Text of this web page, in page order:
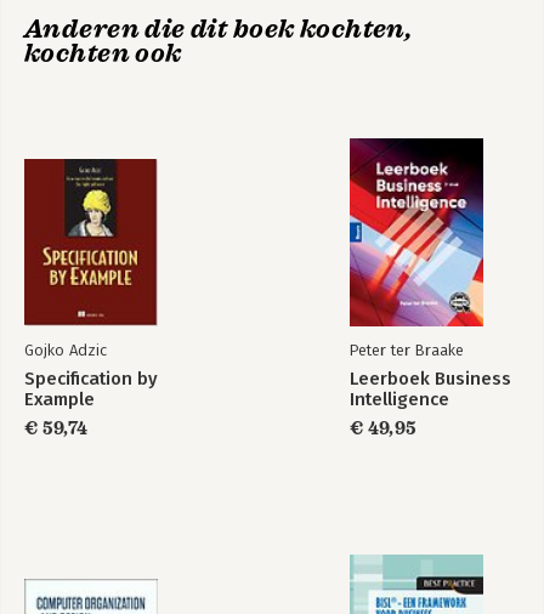
Anderen die dit boek kochten,
kochten ook
Gojko Adzic
Specification by
Example
€ 59,74
Peter ter Braake
Leerboek Business
Intelligence
€ 49,95